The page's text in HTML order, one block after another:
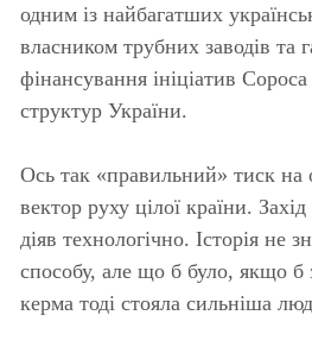
одним із найбагатших
власником трубних заводів та
фінансування ініціатив
структур України.
Ось так «правильний» тиск на
вектор руху цілої країни.
діяв технологічно. Історія не
способу, але що б було, якщо б
керма тоді стояла сильніша